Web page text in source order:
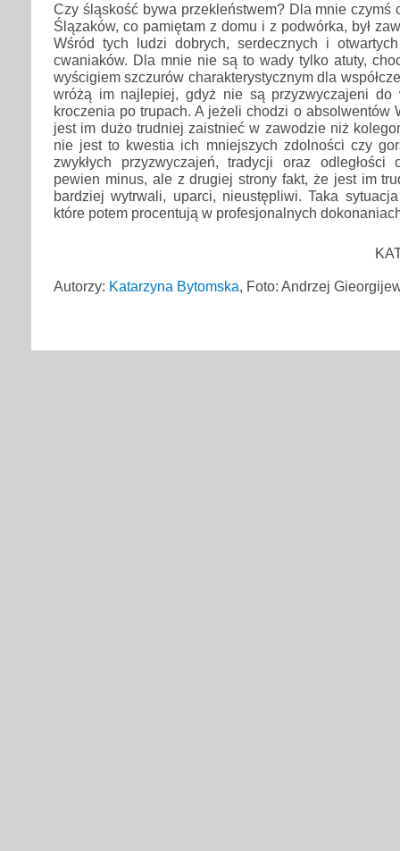
Czy śląskość bywa przekleństwem? Dla mnie czymś
Ślązaków, co pamiętam z domu i z podwórka, był
Wśród tych ludzi dobrych, serdecznych i
cwaniaków. Dla mnie nie są to wady tylko atuty,
wyścigiem szczurów charakterystycznym dla
wróżą im najlepiej, gdyż nie są przyzwyczajeni do
kroczenia po trupach. A jeżeli chodzi o absolwentów
jest im dużo trudniej zaistnieć w zawodzie niż
nie jest to kwestia ich mniejszych zdolności czy
zwykłych przyzwyczajeń, tradycji oraz odległości
pewien minus, ale z drugiej strony fakt, że jest im
bardziej wytrwali, uparci, nieustępliwi. Taka
które potem procentują w profesjonalnych
Autorzy: Katarzyna Bytomska, Foto: Andrzej